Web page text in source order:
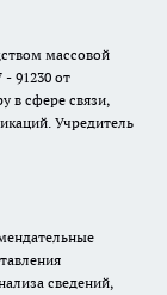
массовой
91230 от
в сфере связи,
Учредитель
сведений,